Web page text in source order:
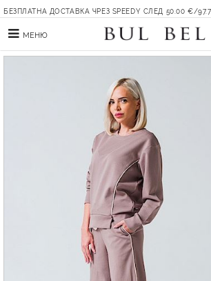
БЕЗПЛАТНА ДОСТАВКА ЧРЕЗ SPEEDY СЛЕД 50.00 €/
МЕНЮ